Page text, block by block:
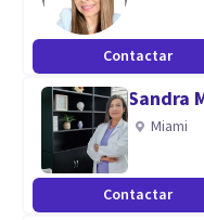
Si estás listo(a) para
acompañarte en tu
Especialidad
Me especializado en
trastornos depresivos,
Contactar
Sandra
Miami
Contactar